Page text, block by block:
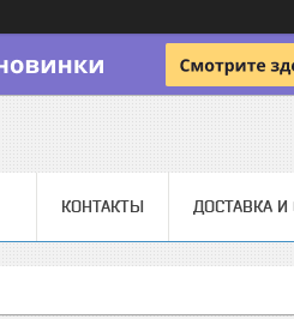
КОНТАКТЫ ДОСТАВКА И